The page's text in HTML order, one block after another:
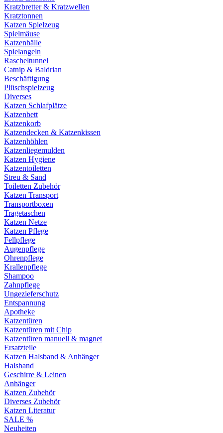
Kratzbretter & Kratzwellen
Kratztonnen
Katzen Spielzeug
Spielmäuse
Katzenbälle
Spielangeln
Rascheltunnel
Catnip & Baldrian
Beschäftigung
Plüschspielzeug
Diverses
Katzen Schlafplätze
Katzenbett
Katzenkorb
Katzendecken & Katzenkissen
Katzenhöhlen
Katzenliegemulden
Katzen Hygiene
Katzentoiletten
Streu & Sand
Toiletten Zubehör
Katzen Transport
Transportboxen
Tragetaschen
Katzen Netze
Katzen Pflege
Fellpflege
Augenpflege
Ohrenpflege
Krallenpflege
Shampoo
Zahnpflege
Ungezieferschutz
Entspannung
Apotheke
Katzentüren
Katzentüren mit Chip
Katzentüren manuell & magnet
Ersatzteile
Katzen Halsband & Anhänger
Halsband
Geschirre & Leinen
Anhänger
Katzen Zubehör
Diverses Zubehör
Katzen Literatur
SALE %
Neuheiten